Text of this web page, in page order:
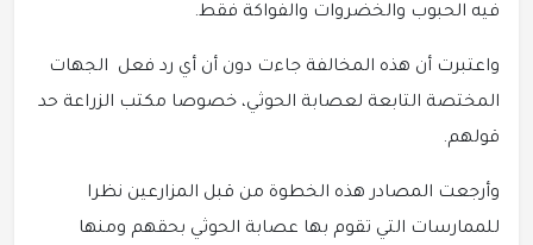
فيه الحبوب والخضروات والفواكة فقط.
واعتبرت أن هذه المخالفة جاءت دون أن أي رد فعل الجهات
المختصة التابعة لعصابة الحوثي، خصوصا مكتب الزراعة حد
قولهم.
وأرجعت المصادر هذه الخطوة من قبل المزارعين نظرا
للممارسات التي تقوم بها عصابة الحوثي بحقهم ومنها